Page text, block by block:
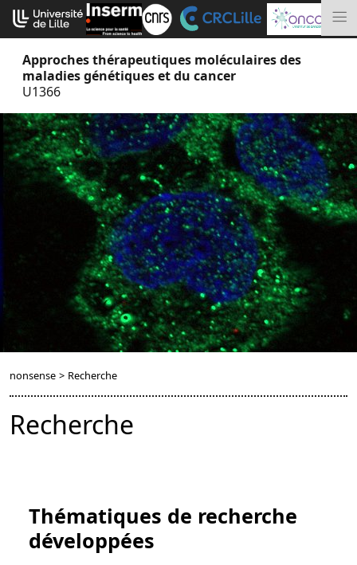
Aller
au
contenu
Approches thérapeutiques moléculaires des
maladies génétiques et du cancer
U1366
nonsense > Recherche
Recherche
Thématiques de recherche
développées
Cookies management panel